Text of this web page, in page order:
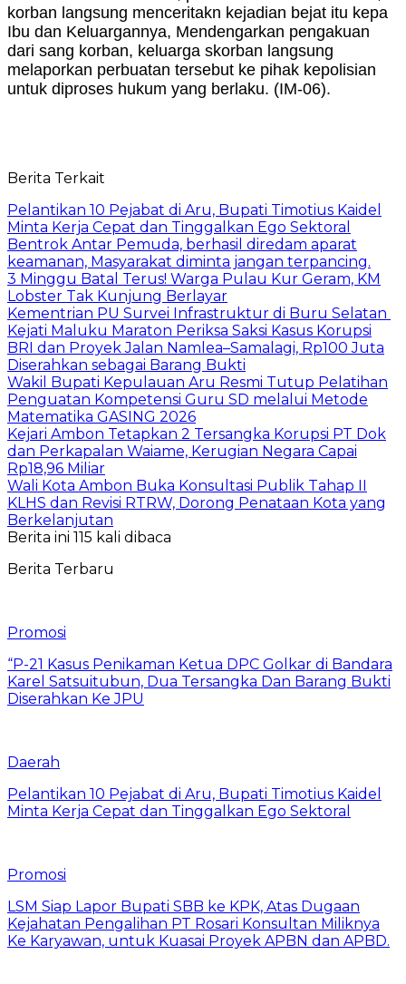
korban langsung menceritakn kejadian bejat itu kepa
Ibu dan Keluargannya, Mendengarkan pengakuan
dari sang korban, keluarga skorban langsung
melaporkan perbuatan tersebut ke pihak kepolisian
untuk diproses hukum yang berlaku. (IM-06).
Berita Terkait
Pelantikan 10 Pejabat di Aru, Bupati Timotius Kaidel
Minta Kerja Cepat dan Tinggalkan Ego Sektoral
Bentrok Antar Pemuda, berhasil diredam aparat
keamanan, Masyarakat diminta jangan terpancing.
3 Minggu Batal Terus! Warga Pulau Kur Geram, KM
Lobster Tak Kunjung Berlayar
Kementrian PU Survei Infrastruktur di Buru Selatan
Kejati Maluku Maraton Periksa Saksi Kasus Korupsi
BRI dan Proyek Jalan Namlea–Samalagi, Rp100 Juta
Diserahkan sebagai Barang Bukti
Wakil Bupati Kepulauan Aru Resmi Tutup Pelatihan
Penguatan Kompetensi Guru SD melalui Metode
Matematika GASING 2026
Kejari Ambon Tetapkan 2 Tersangka Korupsi PT Dok
dan Perkapalan Waiame, Kerugian Negara Capai
Rp18,96 Miliar
Wali Kota Ambon Buka Konsultasi Publik Tahap II
KLHS dan Revisi RTRW, Dorong Penataan Kota yang
Berkelanjutan
Berita ini 115 kali dibaca
Berita Terbaru
Promosi
“P-21 Kasus Penikaman Ketua DPC Golkar di Bandara
Karel Satsuitubun, Dua Tersangka Dan Barang Bukti
Diserahkan Ke JPU
Daerah
Pelantikan 10 Pejabat di Aru, Bupati Timotius Kaidel
Minta Kerja Cepat dan Tinggalkan Ego Sektoral
Promosi
LSM Siap Lapor Bupati SBB ke KPK, Atas Dugaan
Kejahatan Pengalihan PT Rosari Konsultan Miliknya
Ke Karyawan, untuk Kuasai Proyek APBN dan APBD.